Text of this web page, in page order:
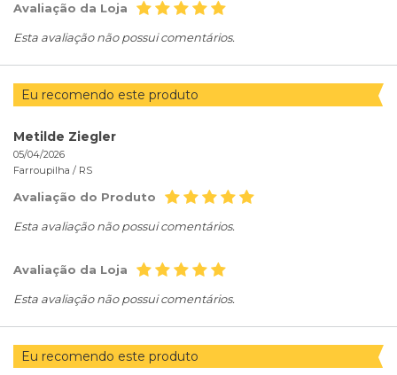
Avaliação da Loja
Esta avaliação não possui comentários.
Eu recomendo este produto
Metilde Ziegler
05/04/2026
Farroupilha / RS
Avaliação do Produto
Esta avaliação não possui comentários.
Avaliação da Loja
Esta avaliação não possui comentários.
Eu recomendo este produto